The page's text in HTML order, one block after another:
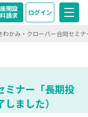
開設
請求
ログイン
わかみ・クローバー合同セミ
ミナー「長期投
ました）